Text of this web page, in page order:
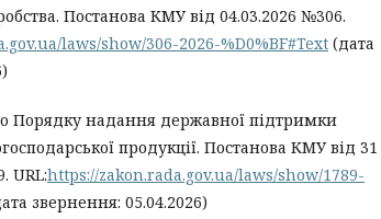
Постанова КМУ від 04.03.2026 №306.
laws/show/306-2026-%D0%BF#Text (дата
Порядку надання державної підтримки
продукції. Постанова КМУ від 31
URL:https://zakon.rada.gov.ua/laws/show/1789-
звернення: 05.04.2026)